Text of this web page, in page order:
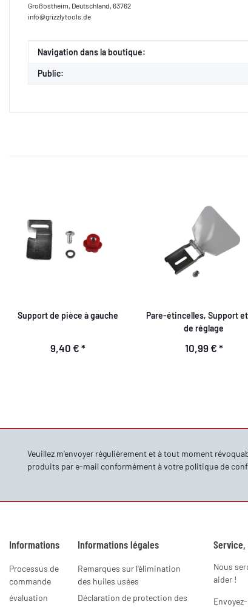
Großostheim, Deutschland, 63762
info@grizzlytools.de
Valeur
Fabricant
Navigation dans la boutique:
Public:
Support de pièce à gauche
9,40 € *
Pare-étincelles, Support
de réglage
10,99 € *
Veuillez m'envoyer régulièrement et à tout moment
produits par e-mail conformément à votre politique de
Informations
Processus de
commande
évaluation
Informations légales
Remarques sur l'élimination
des huiles usées
Déclaration de protection des
Nous
aider !